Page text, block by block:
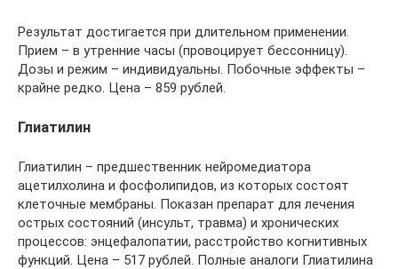
Результат достигается при длительном применении.
Прием – в утренние часы (провоцирует бессонницу).
Дозы и режим – индивидуальны. Побочные эффекты –
крайне редко. Цена – 859 рублей.
Глиатилин
Глиатилин – предшественник нейромедиатора
ацетилхолина и фосфолипидов, из которых состоят
клеточные мембраны. Показан препарат для лечения
острых состояний (инсульт, травма) и хронических
процессов: энцефалопатии, расстройство когнитивных
функций. Цена – 517 рублей. Полные аналоги Глиатилина